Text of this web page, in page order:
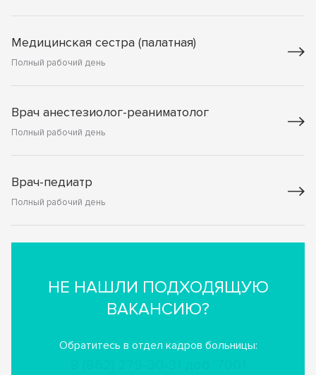
Медицинская сестра (палатная)
Полный рабочий день
Врач анестезиолог-реаниматолог
Полный рабочий день
Врач-педиатр
Полный рабочий день
НЕ НАШЛИ ПОДХОДЯЩУЮ
ВАКАНСИЮ?
Обратитесь в отдел кадров больницы: